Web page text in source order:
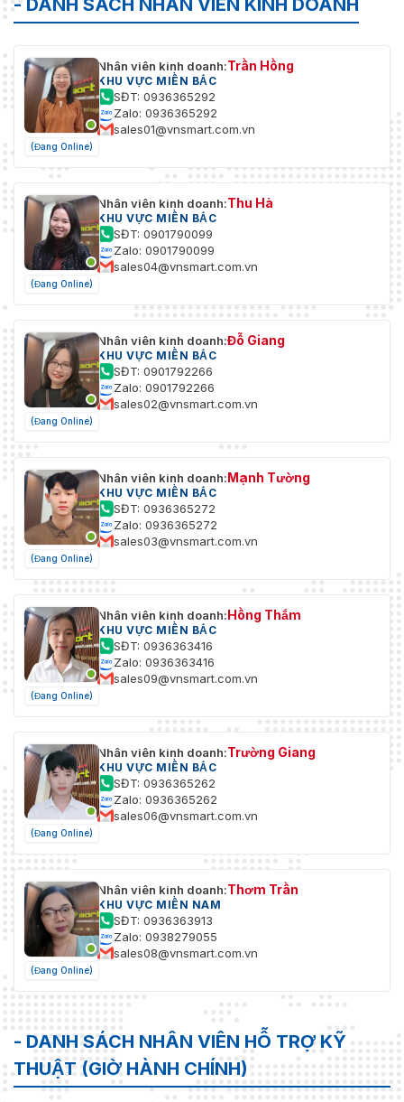
- DANH SÁCH NHÂN VIÊN KINH DOANH
(Đang Online)
Nhân viên kinh doanh:Trần Hồng
KHU VỰC MIỀN BẮC
SĐT: 0936365292
Zalo: 0936365292
sales01@vnsmart.com.vn
(Đang Online)
Nhân viên kinh doanh:Thu Hà
KHU VỰC MIỀN BẮC
SĐT: 0901790099
Zalo: 0901790099
sales04@vnsmart.com.vn
(Đang Online)
Nhân viên kinh doanh:Đỗ Giang
KHU VỰC MIỀN BẮC
SĐT: 0901792266
Zalo: 0901792266
sales02@vnsmart.com.vn
(Đang Online)
Nhân viên kinh doanh:Mạnh Tường
KHU VỰC MIỀN BẮC
SĐT: 0936365272
Zalo: 0936365272
sales03@vnsmart.com.vn
(Đang Online)
Nhân viên kinh doanh:Hồng Thắm
KHU VỰC MIỀN BẮC
SĐT: 0936363416
Zalo: 0936363416
sales09@vnsmart.com.vn
(Đang Online)
Nhân viên kinh doanh:Trường Giang
KHU VỰC MIỀN BẮC
SĐT: 0936365262
Zalo: 0936365262
sales06@vnsmart.com.vn
(Đang Online)
Nhân viên kinh doanh:Thơm Trần
KHU VỰC MIỀN NAM
SĐT: 0936363913
Zalo: 0938279055
sales08@vnsmart.com.vn
- DANH SÁCH NHÂN VIÊN HỖ TRỢ KỸ
THUẬT (GIỜ HÀNH CHÍNH)